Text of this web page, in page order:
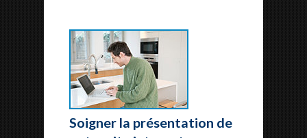
Soigner la présentation de